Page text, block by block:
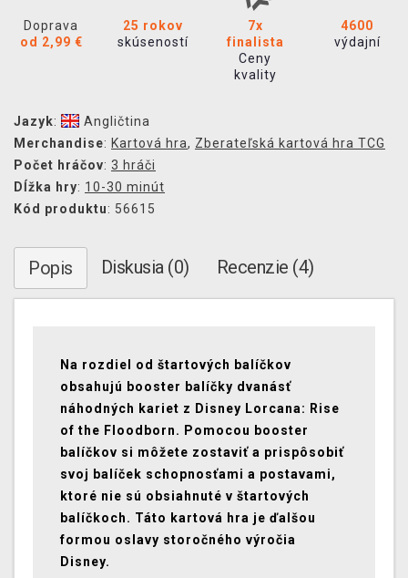
Doprava
od 2,99 €
25 rokov
skúseností
7x
finalista
Ceny
kvality
4600
výdajní
Jazyk:
Angličtina
Merchandise: Kartová hra, Zberateľská kartová hra TCG
Počet hráčov: 3 hráči
Dĺžka hry: 10-30 minút
Kód produktu: 56615
Popis Diskusia (0) Recenzie (4)
Na rozdiel od štartových balíčkov
obsahujú booster balíčky dvanásť
náhodných kariet z Disney Lorcana: Rise
of the Floodborn. Pomocou booster
balíčkov si môžete zostaviť a prispôsobiť
svoj balíček schopnosťami a postavami,
ktoré nie sú obsiahnuté v štartových
balíčkoch. Táto kartová hra je ďalšou
formou oslavy storočného výročia
Disney.